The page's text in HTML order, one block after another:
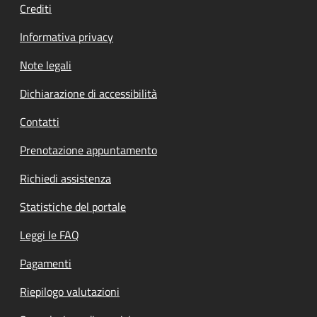
Crediti
Informativa privacy
Note legali
Dichiarazione di accessibilità
Contatti
Prenotazione appuntamento
Richiedi assistenza
Statistiche del portale
Leggi le FAQ
Pagamenti
Riepilogo valutazioni